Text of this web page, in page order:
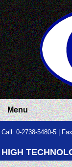
Menu
Call: 0-2738-5480-5 |
HIGH